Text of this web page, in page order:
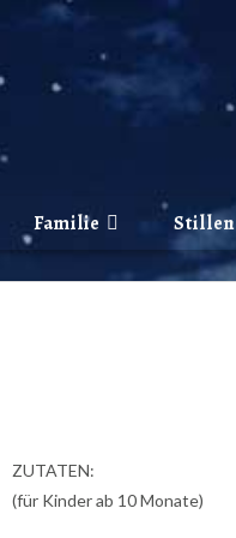
Familie Stillen
ZUTATEN:
(für Kinder ab 10 Monate)